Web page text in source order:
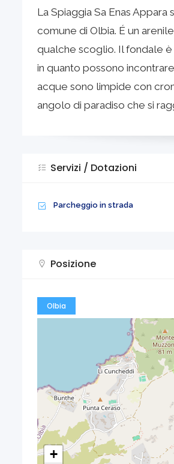
La Spiaggia Sa Enas
comune di Olbia. É un
qualche scoglio. Il fondale
in quanto possono
acque sono limpide con
angolo di paradiso che si
Servizi / Dotazioni
Parcheggio in strada
Posizione
Olbia
+